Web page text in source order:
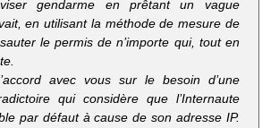
gendarme en prêtant un vague
en utilisant la méthode de mesure de
le permis de n’importe qui, tout en
avec vous sur le besoin d’une
qui considère que l’Internaute
par défaut à cause de son adresse IP.